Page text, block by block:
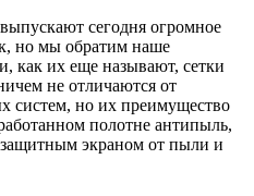
сегодня огромное
но мы обратим наше
как их еще называют, сетки
не отличаются от
систем, но их преимущество
полотне антипыль,
защитным экраном от пыли и